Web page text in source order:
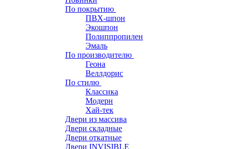
По покрытию
ПВХ-шпон
Экошпон
Полиппропилен
Эмаль
По производителю
Геона
Веллдорис
По стилю
Классика
Модерн
Хай-тек
Двери из массива
Двери складные
Двери откатные
Двери INVISIBLE